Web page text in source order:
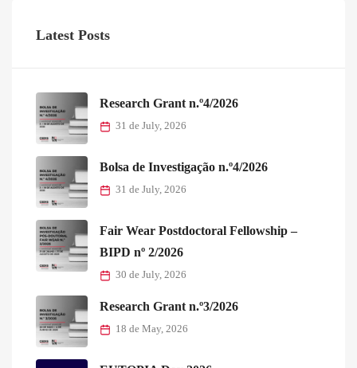
Latest Posts
Research Grant n.º4/2026
31 de July, 2026
Bolsa de Investigação n.º4/2026
31 de July, 2026
Fair Wear Postdoctoral Fellowship –
BIPD nº 2/2026
30 de July, 2026
Research Grant n.º3/2026
18 de May, 2026